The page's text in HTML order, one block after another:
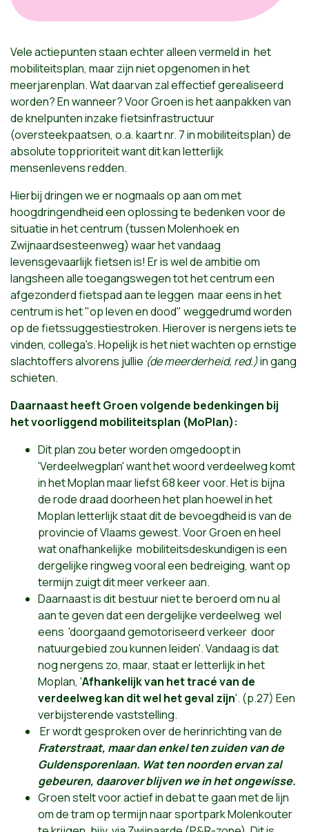
Vele actiepunten staan echter alleen vermeld in het
mobiliteitsplan, maar zijn niet opgenomen in het
meerjarenplan. Wat daarvan zal effectief gerealiseerd
worden? En wanneer? Voor Groen is het aanpakken van
de knelpunten inzake fietsinfrastructuur
(oversteekpaatsen, o.a. kaart nr. 7 in mobiliteitsplan) de
absolute topprioriteit want dit kan letterlijk
mensenlevens redden.
Hierbij dringen we er nogmaals op aan om met
hoogdringendheid een oplossing te bedenken voor de
situatie in het centrum (tussen Molenhoek en
Zwijnaardsesteenweg) waar het vandaag
levensgevaarlijk fietsen is! Er is wel de ambitie om
langsheen alle toegangswegen tot het centrum een
afgezonderd fietspad aan te leggen maar eens in het
centrum is het "op leven en dood" weggedrumd worden
op de fietssuggestiestroken. Hierover is nergens iets te
vinden, collega's. Hopelijk is het niet wachten op ernstige
slachtoffers alvorens jullie (de meerderheid, red.)in gang
schieten.
Daarnaast heeft Groen volgende bedenkingen bij
het voorliggend mobiliteitsplan (MoPlan):
Dit plan zou beter worden omgedoopt in
'Verdeelwegplan' want het woord verdeelweg komt
in het Moplan maar liefst 68 keer voor. Het is bijna
de rode draad doorheen het plan hoewel in het
Moplan letterlijk staat dit de bevoegdheid is van de
provincie of Vlaams gewest. Voor Groen en heel
wat onafhankelijke mobiliteitsdeskundigen is een
dergelijke ringweg vooral een bedreiging, want op
termijn zuigt dit meer verkeer aan.
Daarnaast is dit bestuur niet te beroerd om nu al
aan te geven dat een dergelijke verdeelweg wel
eens 'doorgaand gemotoriseerd verkeer door
natuurgebied zou kunnen leiden'. Vandaag is dat
nog nergens zo, maar, staat er letterlijk in het
Moplan, 'Afhankelijk van het tracé van de
verdeelweg kan dit wel het geval zijn'. (p.27) Een
verbijsterende vaststelling.
Er wordt gesproken over de herinrichting van de
Fraterstraat, maar dan enkel ten zuiden van de
Guldensporenlaan. Wat ten noorden ervan zal
gebeuren, daarover blijven we in het ongewisse.
Groen stelt voor actief in debat te gaan met de lijn
om de tram op termijn naar sportpark Molenkouter